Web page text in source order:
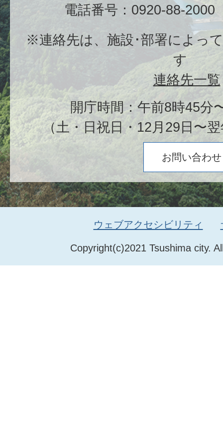
電話番号：0920-88-2000
※連絡先は、施設･部署によっ
す
連絡先一覧
開庁時間：午前8時45分
（土・日祝日・12月29日〜
お問い合わせ
Copyright(c)2021 Tsushima city.
ウェブアクセシビリティ